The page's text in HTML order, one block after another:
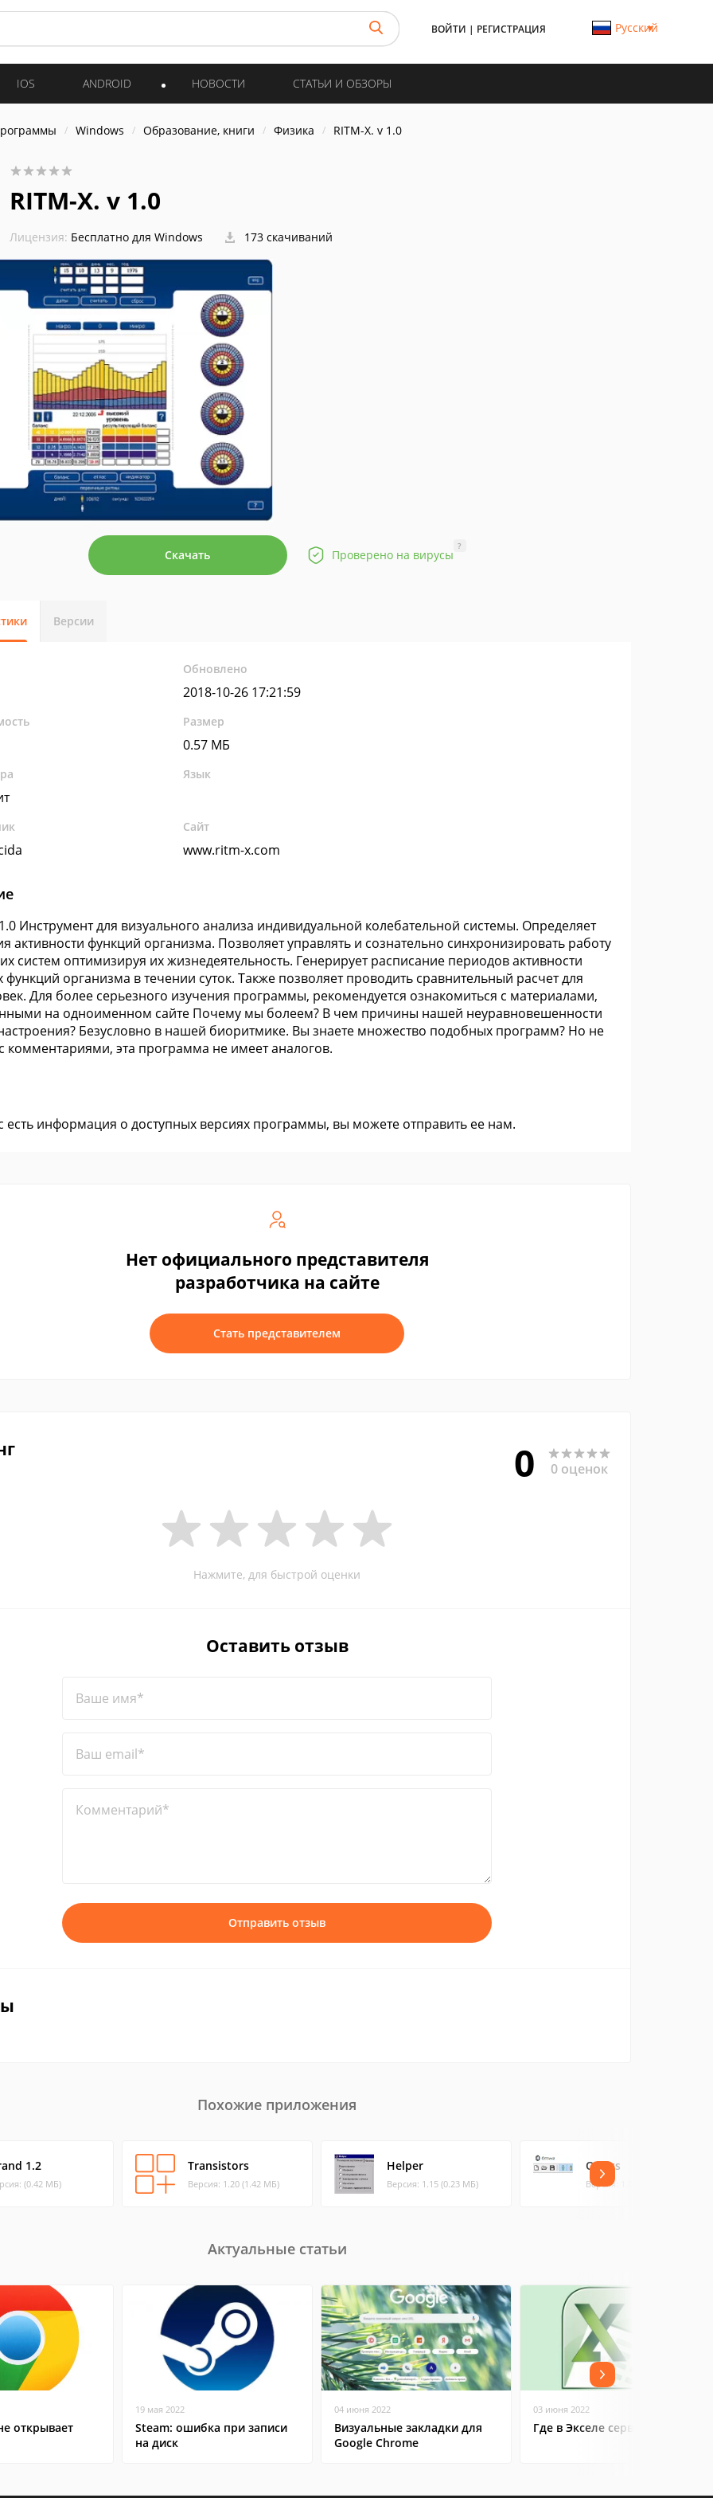
ВОЙТИ | РЕГИСТРАЦИЯ Русский
IOS ANDROID НОВОСТИ СТАТЬИ И ОБЗОРЫ
Windows Образование, книги Физика RITM-X. v 1.0
RITM-X. v 1.0
Лицензия: Бесплатно для Windows 173 скачиваний
Скачать Проверено на вирусы
?
Версии
Обновлено
2018-10-26 17:21:59
Размер
0.57 МБ
Язык
Сайт
www.ritm-x.com
Инструмент для визуального анализа индивидуальной колебательной системы. Определяет
активности функций организма. Позволяет управлять и сознательно синхронизировать работу
систем оптимизируя их жизнедеятельность. Генерирует расписание периодов активности
организма в течении суток. Также позволяет проводить сравнительный расчет для
Для более серьезного изучения программы, рекомендуется ознакомиться с материалами,
на одноименном сайте Почему мы болеем? В чем причины нашей неуравновешенности
Безусловно в нашей биоритмике. Вы знаете множество подобных программ? Но не
комментариями, эта программа не имеет аналогов.
есть информация о доступных версиях программы, вы можете отправить ее нам.
Нет официального представителя
разработчика на сайте
Стать представителем
0 0 оценок
Нажмите, для быстрой оценки
Оставить отзыв
Ваше имя*
Ваш email*
Комментарий*
Отправить отзыв
Похожие приложения
1.2
(0.42 МБ)
Transistors
Версия: 1.20 (1.42 МБ)
Helper
Версия: 1.15 (0.23 МБ)
Optics
Версия: 1.0 (0.2 МБ)
Актуальные статьи
открывает
19 мая 2022
Steam: ошибка при записи
на диск
04 июня 2022
Визуальные закладки для
Google Chrome
03 июня 2022
Где в Экселе сервис